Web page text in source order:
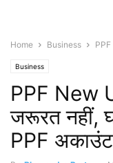
Home Business
Business
PPF New
जरूरत नहीं,
PPF अकाउंट